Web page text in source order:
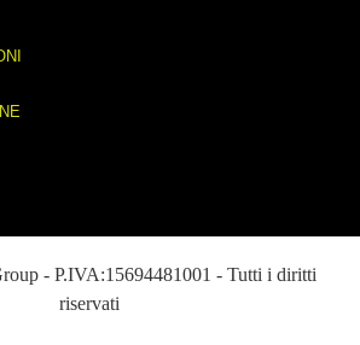
- P.IVA:15694481001 - Tutti i diritti
riservati